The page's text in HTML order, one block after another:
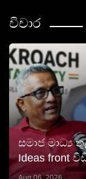
විචාර
සමාජ මාධ්‍ය
Ideas front